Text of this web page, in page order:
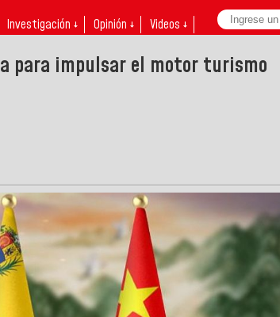
Investigación ↓ Opinión ↓ Videos ↓
para impulsar el motor turismo